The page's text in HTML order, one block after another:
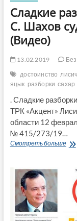
Сладкие
С. Шахов
(Видео)
13.02.2019
достоинство
яцык разборки сахар
. Сладкие
ТРК «Акцент»
области 12
№ 415/273/19…
Смотреть больше
ТРК